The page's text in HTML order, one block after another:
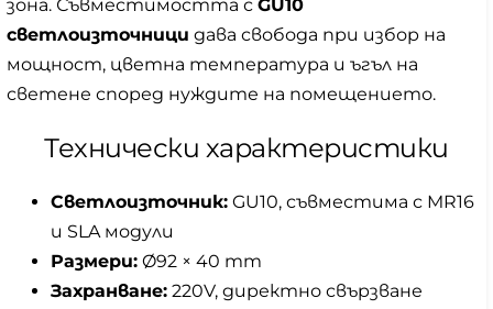
зона. Съвместимостта с GU10
светлоизточници дава свобода при избор на
мощност, цветна температура и ъгъл на
светене според нуждите на помещението.
Технически характеристики
Светлоизточник: GU10, съвместима с MR16
и SLA модули
Размери: Ø92 × 40 mm
Захранване: 220V, директно свързване